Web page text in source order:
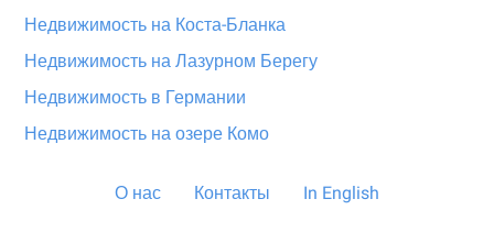
Недвижимость на Коста-Бланка
Недвижимость на Лазурном Берегу
Недвижимость в Германии
Недвижимость на озере Комо
О нас Контакты In English